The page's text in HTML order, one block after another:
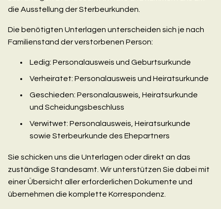
die Ausstellung der Sterbeurkunden.
Die benötigten Unterlagen unterscheiden sich je nach
Familienstand der verstorbenen Person:
Ledig: Personalausweis und Geburtsurkunde
Verheiratet: Personalausweis und Heiratsurkunde
Geschieden: Personalausweis, Heiratsurkunde
und Scheidungsbeschluss
Verwitwet: Personalausweis, Heiratsurkunde
sowie Sterbeurkunde des Ehepartners
Sie schicken uns die Unterlagen oder direkt an das
zuständige Standesamt. Wir unterstützen Sie dabei mit
einer Übersicht aller erforderlichen Dokumente und
übernehmen die komplette Korrespondenz.